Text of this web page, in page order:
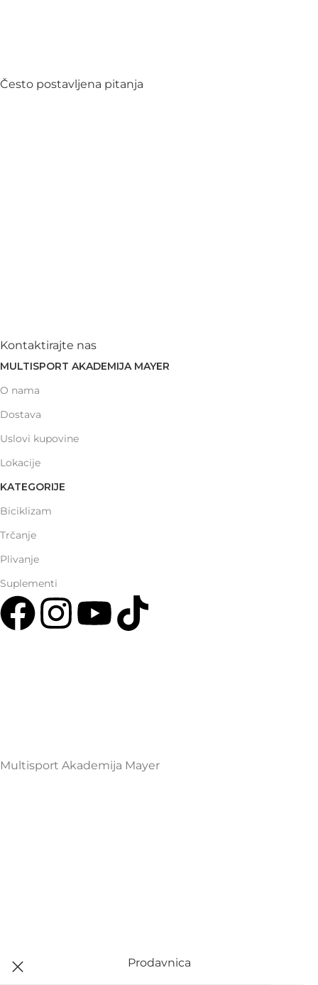
Često postavljena pitanja
Kontaktirajte nas
MULTISPORT AKADEMIJA MAYER
O nama
Dostava
Uslovi kupovine
Lokacije
KATEGORIJE
Biciklizam
Trčanje
Plivanje
Suplementi
Multisport Akademija Mayer
Prodavnica